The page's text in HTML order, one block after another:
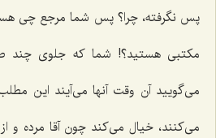
پس نگرفته، چرا؟ پس شما مرجع چی
مكتبی هستید؟! شما كه جلوی چند
می‌گویید آن وقت آنها می‌آیند این
می‌كنند، خیال می‌كند چون آقا مرده و